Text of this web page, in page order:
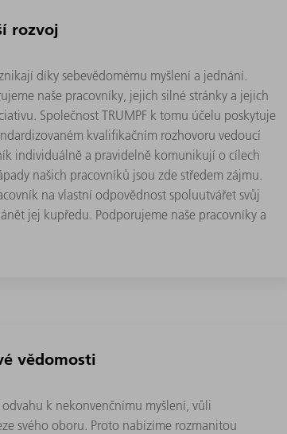
rozvoj
díky sebevědomému myšlení a jednání.
naše pracovníky, jejich silné stránky a jejich
Společnost TRUMPF k tomu účelu poskytuje
kvalifikačním rozhovoru vedoucí
individuálně a pravidelně komunikují o cílech
našich pracovníků jsou zde středem zájmu.
na vlastní odpovědnost spoluutvářet svůj
jej kupředu. Podporujeme naše pracovníky a
vědomosti
k nekonvenčnímu myšlení, vůli
svého oboru. Proto nabízíme rozmanitou